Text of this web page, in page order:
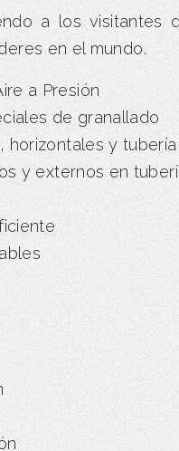
a los visitantes
en el mundo.
a Presión
de granallado
horizontales y tubería
y externos en